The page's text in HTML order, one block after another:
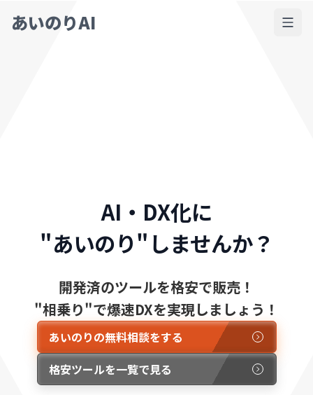
あいのりAI
AI・DX化に
"あいのり"しませんか？
開発済のツールを格安で販売！
"相乗り"で爆速DXを実現しましょう！
あいのりの無料相談をする
格安ツールを一覧で見る